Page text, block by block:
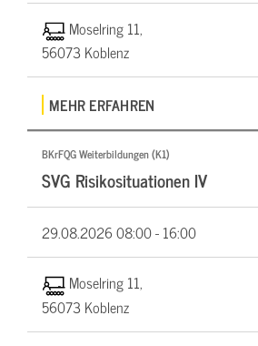
Moselring 11,
56073 Koblenz
MEHR ERFAHREN
BKrFQG Weiterbildungen (K1)
SVG Risikosituationen IV
29.08.202608:00 - 16:00
Moselring 11,
56073 Koblenz